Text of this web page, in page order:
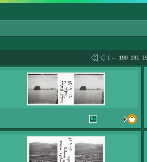
1 ... 190 191